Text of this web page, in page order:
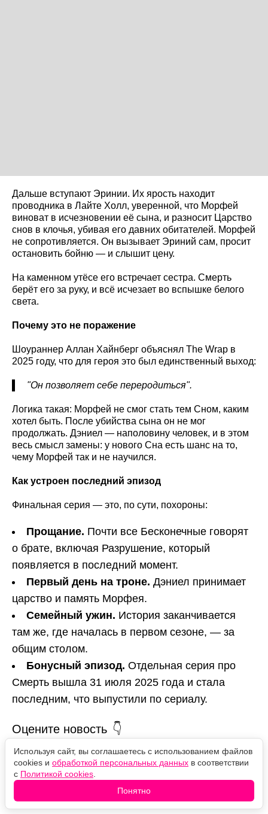
Дальше вступают Эринии. Их ярость находит
проводника в Лайте Холл, уверенной, что Морфей
виноват в исчезновении её сына, и разносит Царство
снов в клочья, убивая его давних обитателей. Морфей
не сопротивляется. Он вызывает Эриний сам, просит
остановить бойню — и слышит цену.
На каменном утёсе его встречает сестра. Смерть
берёт его за руку, и всё исчезает во вспышке белого
света.
Почему это не поражение
Шоураннер Аллан Хайнберг объяснял The Wrap в
2025 году, что для героя это был единственный выход:
"Он позволяет себе переродиться".
Логика такая: Морфей не смог стать тем Сном, каким
хотел быть. После убийства сына он не мог
продолжать. Дэниел — наполовину человек, и в этом
весь смысл замены: у нового Сна есть шанс на то,
чему Морфей так и не научился.
Как устроен последний эпизод
Финальная серия — это, по сути, похороны:
Прощание. Почти все Бесконечные говорят
о брате, включая Разрушение, который
появляется в последний момент.
Первый день на троне. Дэниел принимает
царство и память Морфея.
Семейный ужин. История заканчивается
там же, где началась в первом сезоне, — за
общим столом.
Бонусный эпизод. Отдельная серия про
Смерть вышла 31 июля 2025 года и стала
последним, что выпустили по сериалу.
Оцените новость
❤️ 🙏 😹 🙀 😿
Комментарии
Используя сайт, вы соглашаетесь с использованием файлов
cookies и обработкой персональных данных в соответствии
с Политикой cookies
Понятно